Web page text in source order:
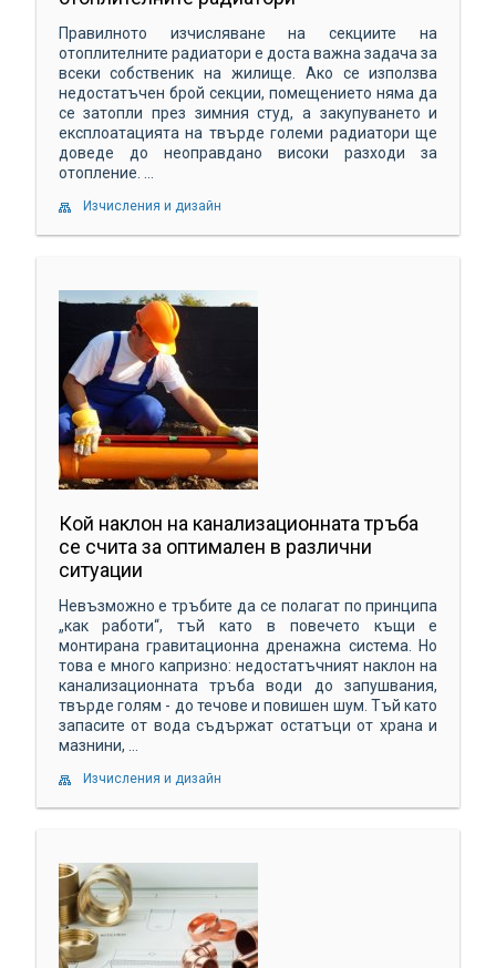
Правилното изчисляване на секциите на
отоплителните радиатори е доста важна задача за
всеки собственик на жилище. Ако се използва
недостатъчен брой секции, помещението няма да
се затопли през зимния студ, а закупуването и
експлоатацията на твърде големи радиатори ще
доведе до неоправдано високи разходи за
отопление. ...
Изчисления и дизайн
Кой наклон на канализационната тръба
се счита за оптимален в различни
ситуации
Невъзможно е тръбите да се полагат по принципа
„как работи“, тъй като в повечето къщи е
монтирана гравитационна дренажна система. Но
това е много капризно: недостатъчният наклон на
канализационната тръба води до запушвания,
твърде голям - до течове и повишен шум. Тъй като
запасите от вода съдържат остатъци от храна и
мазнини, ...
Изчисления и дизайн